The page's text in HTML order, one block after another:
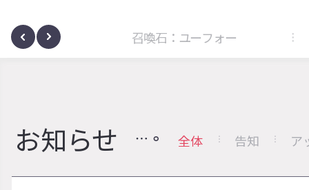
サノヴァ 召喚石：ユーフォー
お知らせ 全体 告知 ア